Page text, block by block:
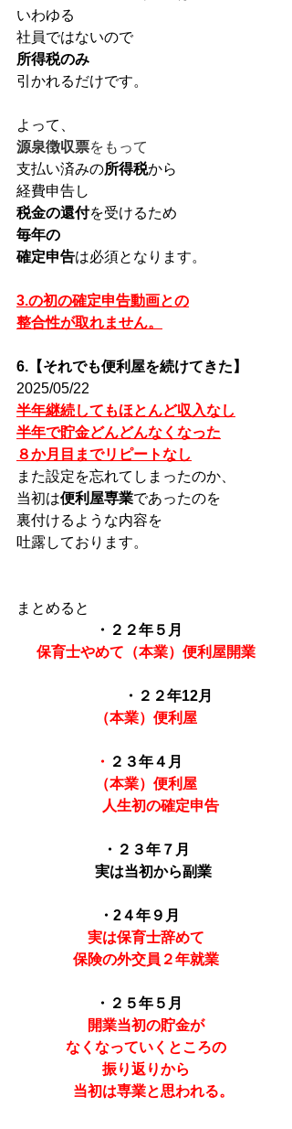
いわゆる
社員ではないので
所得税のみ
引かれるだけです。
よって、
源泉徴収票をもって
支払い済みの所得税から
経費申告し
税金の還付を受けるため
毎年の
確定申告は必須となります。
3.の初の確定申告動画との
整合性が取れません。
6.【それでも便利屋を続けてきた】
2025/05/22
半年継続してもほとんど収入なし
半年で貯金どんどんなくなった
８か月目までリピートなし
また設定を忘れてしまったのか、
当初は便利屋専業であったのを
裏付けるような内容を
吐露しております。
まとめると
・２２年５月
保育士やめて（本業）便利屋開業
・２２年12月
（本業）便利屋
・ ２３年４月
（本業）便利屋
人生初の確定申告
・２３年７月
実は当初から副業
・2４年９月
実は保育士辞めて
保険の外交員２年就業
・２５年５月
開業当初の貯金が
なくなっていくところの
振り返りから
当初は専業と思われる。